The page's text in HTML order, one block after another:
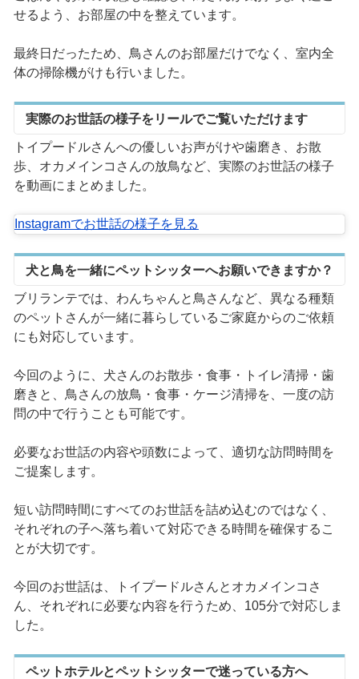
せるよう、お部屋の中を整えています。
最終日だったため、鳥さんのお部屋だけでなく、室内全
体の掃除機がけも行いました。
実際のお世話の様子をリールでご覧いただけます
トイプードルさんへの優しいお声がけや歯磨き、お散
歩、オカメインコさんの放鳥など、実際のお世話の様子
を動画にまとめました。
Instagramでお世話の様子を見る
犬と鳥を一緒にペットシッターへお願いできますか？
ブリランテでは、わんちゃんと鳥さんなど、異なる種類
のペットさんが一緒に暮らしているご家庭からのご依頼
にも対応しています。
今回のように、犬さんのお散歩・食事・トイレ清掃・歯
磨きと、鳥さんの放鳥・食事・ケージ清掃を、一度の訪
問の中で行うことも可能です。
必要なお世話の内容や頭数によって、適切な訪問時間を
ご提案します。
短い訪問時間にすべてのお世話を詰め込むのではなく、
それぞれの子へ落ち着いて対応できる時間を確保するこ
とが大切です。
今回のお世話は、トイプードルさんとオカメインコさ
ん、それぞれに必要な内容を行うため、105分で対応しま
した。
ペットホテルとペットシッターで迷っている方へ